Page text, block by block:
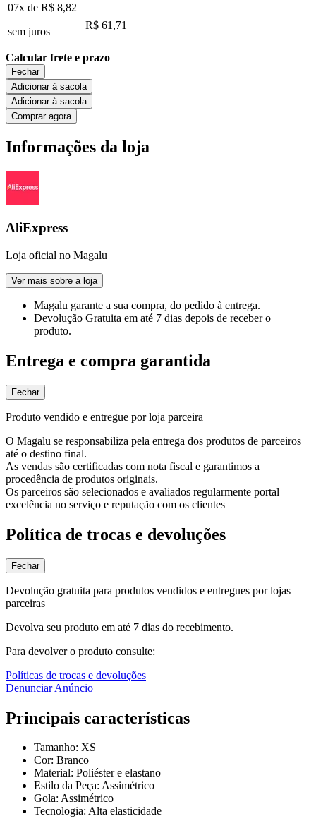
07x de R$ 8,82
sem juros
R$ 61,71
Calcular frete e prazo
Fechar
Adicionar à sacola
Adicionar à sacola
Comprar agora
Informações da loja
AliExpress
Loja oficial no Magalu
Ver mais sobre a loja
Magalu garante a sua compra, do pedido à entrega.
Devolução Gratuita em até 7 dias depois de receber o
produto.
Entrega e compra garantida
Fechar
Produto vendido e entregue por loja parceira
O Magalu se responsabiliza pela entrega dos produtos de parceiros
até o destino final.
As vendas são certificadas com nota fiscal e garantimos a
procedência de produtos originais.
Os parceiros são selecionados e avaliados regularmente portal
excelência no serviço e reputação com os clientes
Política de trocas e devoluções
Fechar
Devolução gratuita para produtos vendidos e entregues por lojas
parceiras
Devolva seu produto em até 7 dias do recebimento.
Para devolver o produto consulte:
Políticas de trocas e devoluções
Denunciar Anúncio
Principais características
Tamanho: XS
Cor: Branco
Material: Poliéster e elastano
Estilo da Peça: Assimétrico
Gola: Assimétrico
Tecnologia: Alta elasticidade